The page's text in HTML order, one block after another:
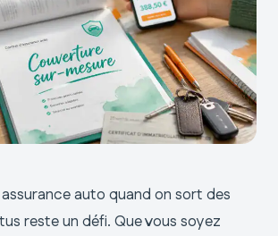
auto quand on sort des
reste un défi. Que vous soyez